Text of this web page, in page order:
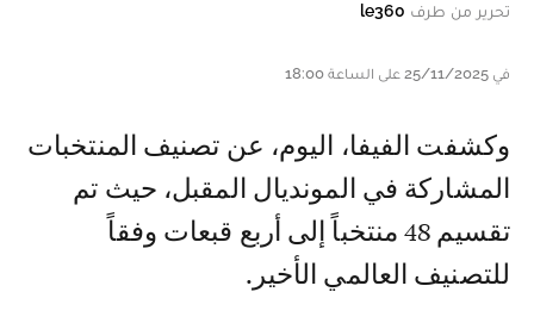
تحرير من طرف le360
في 25/11/2025 على الساعة 18:00
وكشفت الفيفا، اليوم، عن تصنيف المنتخبات
المشاركة في المونديال المقبل، حيث تم
تقسيم 48 منتخباً إلى أربع قبعات وفقاً
للتصنيف العالمي الأخير.